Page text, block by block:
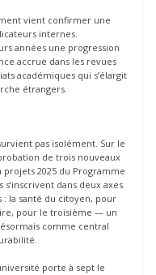
vient confirmer une
internes.
années une progression
accrue dans les revues
académiques qui s’élargit
étrangers.
pas isolément. Sur le
de trois nouveaux
2025 du Programme
dans deux axes
la santé du citoyen, pour
pour le troisième — un
comme central
porte à sept le